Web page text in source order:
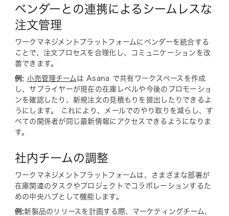
ベンダーとの連携によるシームレスな
注文管理
ワークマネジメントプラットフォームにベンダーを統合する
ことで、注文プロセスを合理化し、コミュニケーションを改
善できます。
例: 小売管理チーム は Asana で共有ワークスペースを作成
し、サプライヤーが現在の在庫レベルや今後のプロモーショ
ンを確認したり、新規注文の見積もりを提出したりできるよ
うにします。 これにより、メールでのやり取りを減らし、す
べての関係者が同じ最新情報にアクセスできるようになりま
す。
社内チームの調整
ワークマネジメントプラットフォームは、さまざまな部署が
在庫関連のタスクやプロジェクトでコラボレーションするた
めの中央ハブとして機能します。
例:新製品のリリースを計画する際、マーケティングチーム、